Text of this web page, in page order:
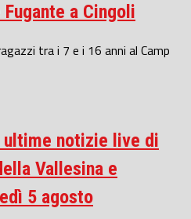
a Cingoli
tra i 7 e i 16 anni al Camp
notizie live di
Vallesina e
5 agosto